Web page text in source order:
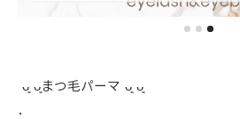
︎ ᴗ͈ ᴗ͈まつ毛パーマ ᴗ͈ ᴗ͈
．